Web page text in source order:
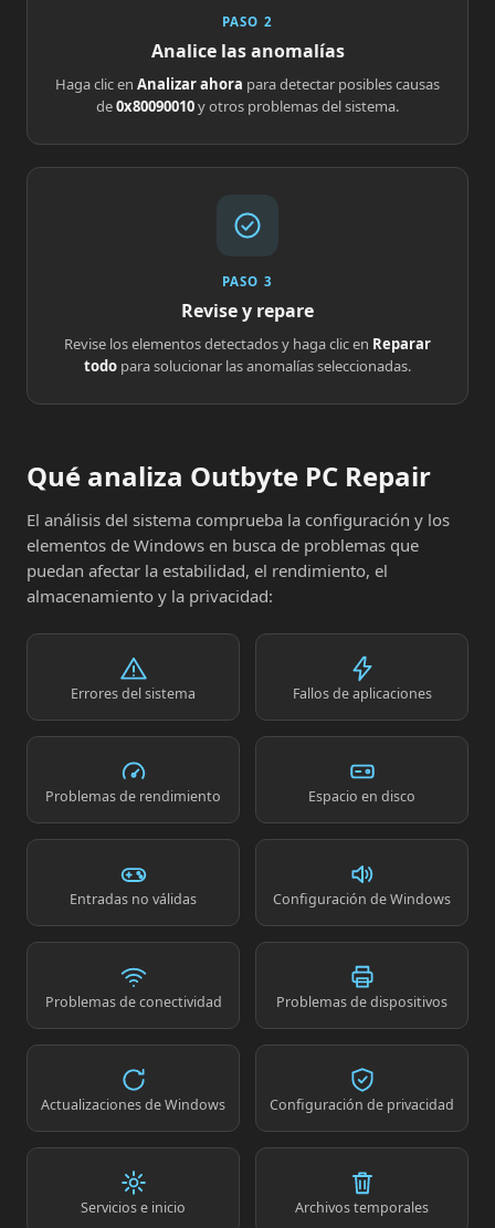
PASO 2
Analice las anomalías
Haga clic en Analizar ahora para detectar posibles causas
de0x80090010y otros problemas del sistema.
PASO 3
Revise y repare
Revise los elementos detectados y haga clic en Reparar
todo para solucionar las anomalías seleccionadas.
Qué analiza Outbyte PC Repair
El análisis del sistema comprueba la configuración y los
elementos de Windows en busca de problemas que
puedan afectar la estabilidad, el rendimiento, el
almacenamiento y la privacidad:
Errores del sistema Fallos de aplicaciones
Problemas de rendimiento Espacio en disco
Entradas no válidas Configuración de Windows
Problemas de conectividad Problemas de dispositivos
Actualizaciones de Windows Configuración de privacidad
Servicios e inicio Archivos temporales